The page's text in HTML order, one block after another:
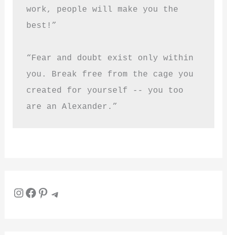
work, people will make you the
best!”
“Fear and doubt exist only within
you. Break free from the cage you
created for yourself -- you too
are an Alexander.”
InstagramFacebook Pinterest Telegram